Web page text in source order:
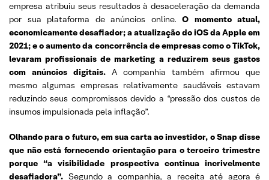
empresa atribuiu seus resultados à desaceleração da demanda
por sua plataforma de anúncios online. O momento atual,
economicamente desafiador; a atualização do iOS da Apple em
2021; e o aumento da concorrência de empresas como o TikTok,
levaram profissionais de marketing a reduzirem seus gastos
com anúncios digitais. A companhia também afirmou que
mesmo algumas empresas relativamente saudáveis ​​estavam
reduzindo seus compromissos devido a “pressão dos custos de
insumos impulsionada pela inflação”.
Olhando para o futuro, em sua carta ao investidor, o Snap disse
que não está fornecendo orientação para o terceiro trimestre
porque “a visibilidade prospectiva continua incrivelmente
desafiadora”. Segundo a companhia, a receita até agora é